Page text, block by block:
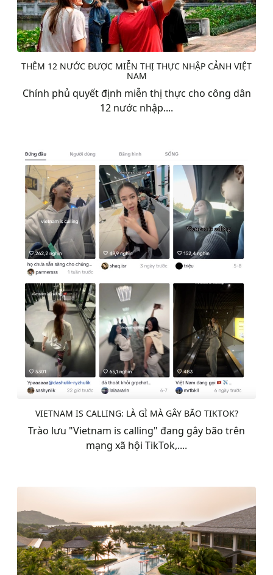
THÊM 12 NƯỚC ĐƯỢC MIỄN THỊ THỰC NHẬP CẢNH VIỆT
NAM
Chính phủ quyết định miễn thị thực cho công dân
12 nước nhập....
VIETNAM IS CALLING: LÀ GÌ MÀ GÂY BÃO TIKTOK?
Trào lưu "Vietnam is calling" đang gây bão trên
mạng xã hội TikTok,....